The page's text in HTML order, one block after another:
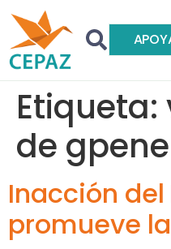
Etiqueta:
de
Inacción
promueve